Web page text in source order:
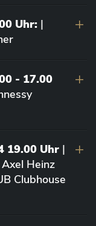
Uhr: |
- 17.00
19.00 Uhr |
Heinz
Clubhouse